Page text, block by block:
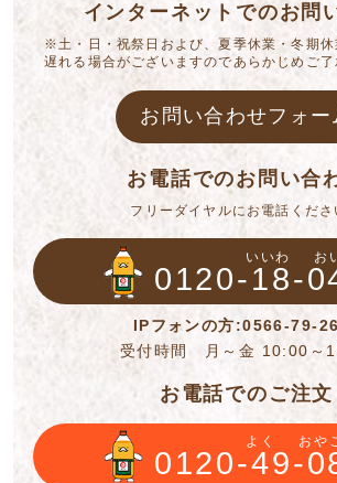
インターネットでのお問
※土・日・祝祭日および、夏季休業・冬期休
遅れる場合がございますのであらかじめご了
お問い合わせフォー
お電話でのお問い合
フリーダイヤルにお電話くださ
いいわ お
0120-18-
IPフォンの方:0566-79-
受付時間 月～金 10:00～
お電話でのご注文
よく おや
0120-49-